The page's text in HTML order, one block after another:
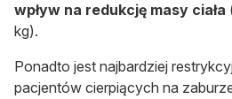
wpływ na redukcję masy ciała
kg).
Ponadto jest najbardziej
pacjentów cierpiących na